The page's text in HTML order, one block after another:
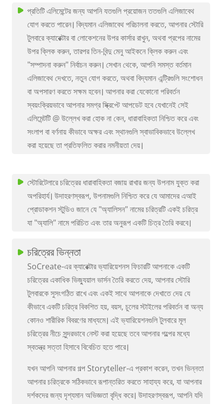
প্রতিটি এলিমেন্টের জন্য আপনি যতগুলি প্রয়োজন ততগুলি এলিজাবেথ
যোগ করতে পারেন। বিদ্যমান এলিজাবেথ পরিচালনা করতে, আপনার স্টোরি
টুলবারে ক্যারেক্টার বা লোকেশনের উপর কার্সার রাখুন, অথবা প্রপের নামের
উপর ক্লিক করুন, তারপর তিন-বিন্দু মেনু আইকনে ক্লিক করুন এবং
"সম্পাদনা করুন" নির্বাচন করুন। সেখান থেকে, আপনি সমস্ত বর্তমান
এলিজাবেথ দেখতে, নতুন যোগ করতে, অথবা বিদ্যমান এন্ট্রিগুলি সংশোধন
বা অপসারণ করতে সক্ষম হবেন। আপনার করা যেকোনো পরিবর্তন
স্বয়ংক্রিয়ভাবে আপনার সমগ্র স্ক্রিপ্টে আপডেট হবে যেখানেই সেই
এলিমেন্টটি @ উল্লেখ করা হোক না কেন, ধারাবাহিকতা নিশ্চিত করে এবং
সংলাপ বা বর্ণনায় কীভাবে অক্ষর এবং স্থানগুলি স্বাভাবিকভাবে উল্লেখ
করা হয়েছে তা প্রতিফলিত করার নমনীয়তা দেয়।
স্টোরিটেলারে চরিত্রের ধারাবাহিকতা বজায় রাখার জন্য উপনাম যুক্ত করা
অপরিহার্য। উদাহরণস্বরূপ, উপনামগুলি নিশ্চিত করে যে আমাদের এআই
প্রোডাকশন স্টুডিও জানে যে "অ্যালিসন" নামের চরিত্রটি একই চরিত্র
যা "অ্যালি" নামে পরিচিত এবং তার অনুরূপ একটি চিত্র তৈরি করবে।
চরিত্রের ভিন্নতা
SoCreate-এর ক্যারেক্টার ভ্যারিয়েশনস ফিচারটি আপনাকে একটি
চরিত্রের একাধিক ভিজ্যুয়াল ভার্সন তৈরি করতে দেয়, আপনার স্টোরি
টুলবারকে সুসংগঠিত রাখে এবং একই সাথে আপনাকে দেখাতে দেয় যে
কীভাবে একটি চরিত্র বিকশিত হয়, বয়স, চুলের স্টাইলের পরিবর্তন বা অন্য
কোনও শারীরিক বিবরণের মাধ্যমে। এই ভ্যারিয়েশনগুলি টুলবারে মূল
চরিত্রের নীচে সুন্দরভাবে নেস্ট করা হয়েছে তবে আপনার গল্পের মধ্যে
স্বতন্ত্র সত্তা হিসাবে বিবেচিত হতে পারে।
যখন আপনি আপনার গল্প Storyteller-এ প্রকাশ করেন, তখন ভিন্নতা
আপনার চরিত্রকে সঠিকভাবে রূপান্তরিত করতে সাহায্য করে, যা আপনার
দর্শকদের জন্য দৃশ্যমান অভিজ্ঞতা বৃদ্ধি করে। উদাহরণস্বরূপ, আপনি যদি